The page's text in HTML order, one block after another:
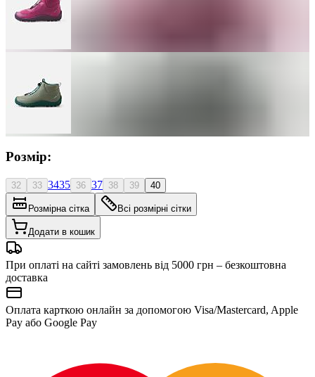
Розмір:
32 33 3435 36 37 38 39 40
Розмірна сітка Всі розмірні сітки
Додати в кошик
При оплаті на сайті замовлень від 5000 грн – безкоштовна
доставка
Оплата карткою онлайн за допомогою Visa/Mastercard, Apple
Pay або Google Pay